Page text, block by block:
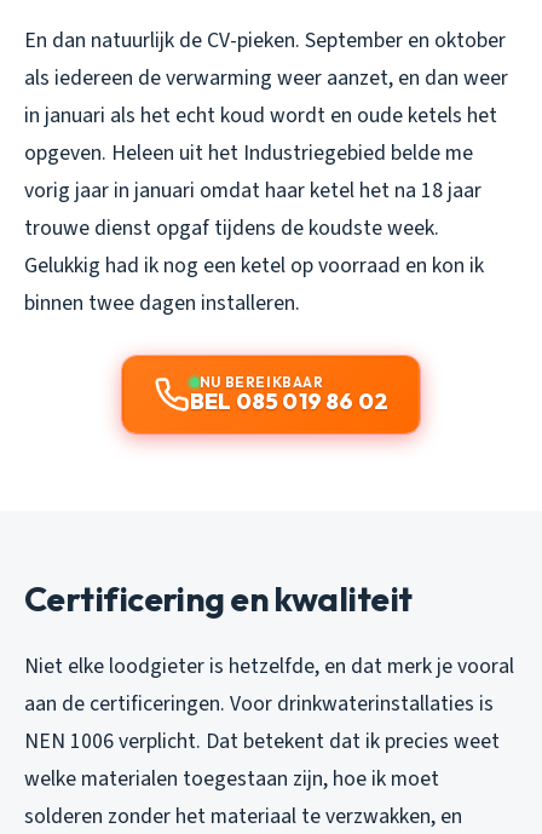
En dan natuurlijk de CV-pieken. September en oktober
als iedereen de verwarming weer aanzet, en dan weer
in januari als het echt koud wordt en oude ketels het
opgeven. Heleen uit het Industriegebied belde me
vorig jaar in januari omdat haar ketel het na 18 jaar
trouwe dienst opgaf tijdens de koudste week.
Gelukkig had ik nog een ketel op voorraad en kon ik
binnen twee dagen installeren.
NU BEREIKBAAR
BEL 085 019 86 02
Certificering en kwaliteit
Niet elke loodgieter is hetzelfde, en dat merk je vooral
aan de certificeringen. Voor drinkwaterinstallaties is
NEN 1006 verplicht. Dat betekent dat ik precies weet
welke materialen toegestaan zijn, hoe ik moet
solderen zonder het materiaal te verzwakken, en